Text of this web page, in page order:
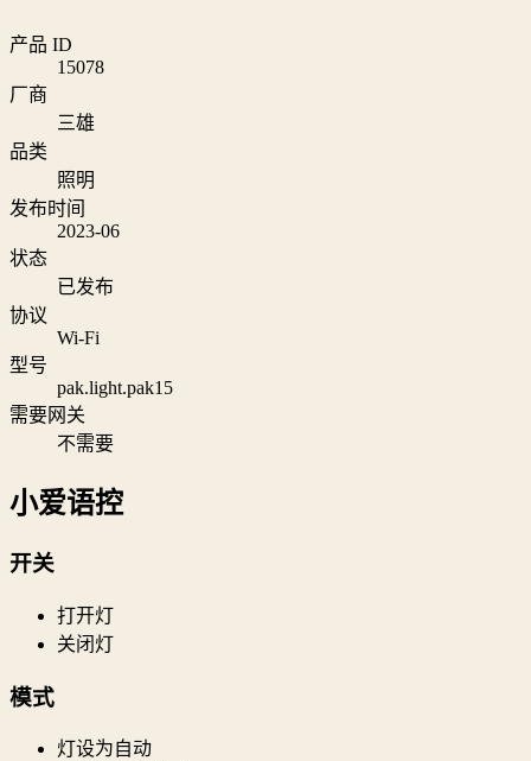
产品 ID
15078
厂商
三雄
品类
照明
发布时间
2023-06
状态
已发布
协议
Wi‑Fi
型号
pak.light.pak15
需要网关
不需要
小爱语控
开关
打开灯
关闭灯
模式
灯设为自动